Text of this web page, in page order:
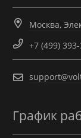
Москва,
+7 (499)
График